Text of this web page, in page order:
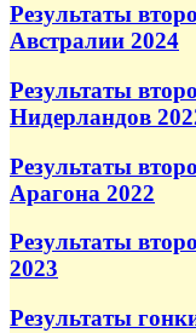
Результаты
Австралии 2024
Результаты
Нидерландов
Результаты
Арагона 2022
Результаты
2023
Результаты